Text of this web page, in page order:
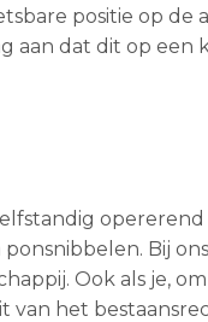
positie op de
aan dat dit op een
Bij
Ook als je,
het